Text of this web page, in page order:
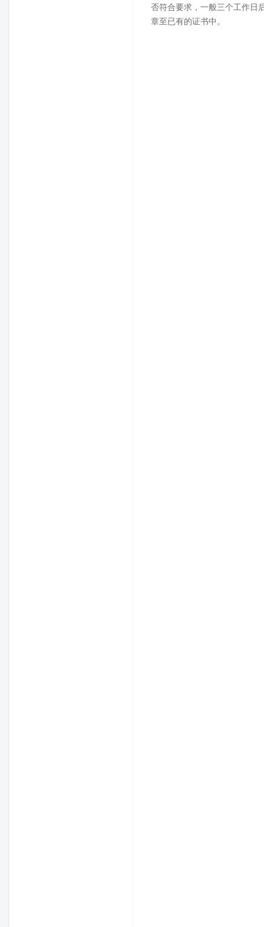
否符合要求，一般三个工作日
章至已有的证书中。